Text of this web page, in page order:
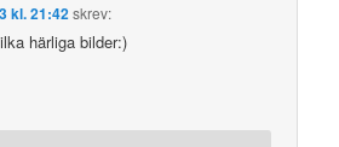
kl. 21:42skrev:
härliga bilder:)